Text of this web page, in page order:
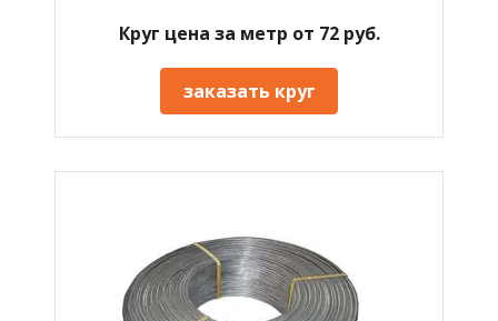
Круг цена за метр от 72 руб.
заказать круг